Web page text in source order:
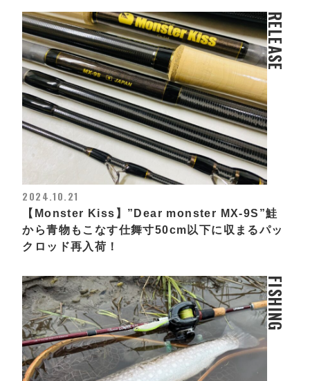
RELEASE
2024.10.21
【Monster Kiss】”Dear monster MX-9S”鮭
から青物もこなす仕舞寸50cm以下に収まるパッ
クロッド再入荷！
FISHING